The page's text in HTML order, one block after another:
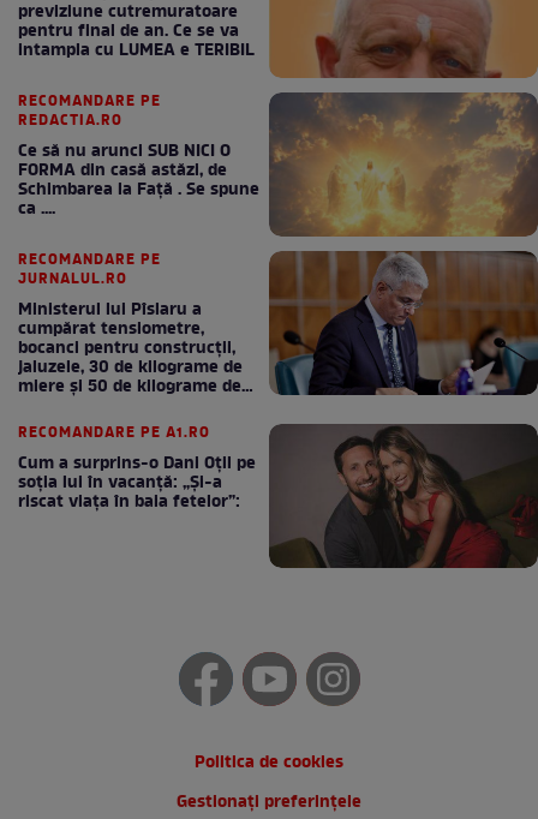
căldură care va aduce până la
42 de grade Celsius
Șefa ANM anunță un nou val
de caniculă și furtuni pentru
săptămâna viitoare: „Ploile nu
vor putea compensa seceta
pedologică”
REDACTIA.RO
Profetul Apocalipsei,
previziune cutremuratoare
pentru final de an. Ce se va
intampla cu LUMEA e TERIBIL
RECOMANDARE PE
Ce să nu arunci SUB NICI O
FORMA din casă astăzi, de
Schimbarea la Față . Se spune
ca ....
jaluzele, 30 de kilograme de
miere și 50 de kilograme de
Cum a surprins-o Dani Oțil pe
soția lui în vacanță: „Și-a
riscat viața în baia fetelor”: